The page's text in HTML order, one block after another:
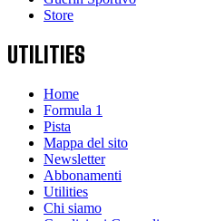
Store
UTILITIES
Home
Formula 1
Pista
Mappa del sito
Newsletter
Abbonamenti
Utilities
Chi siamo